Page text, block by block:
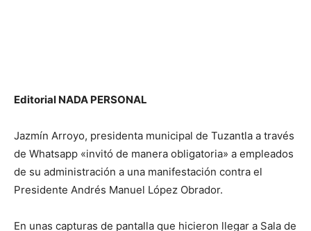
Editorial NADA PERSONAL
Jazmín Arroyo, presidenta municipal de Tuzantla a través
de Whatsapp «invitó de manera obligatoria» a empleados
de su administración a una manifestación contra el
Presidente Andrés Manuel López Obrador.
En unas capturas de pantalla que hicieron llegar a Sala de